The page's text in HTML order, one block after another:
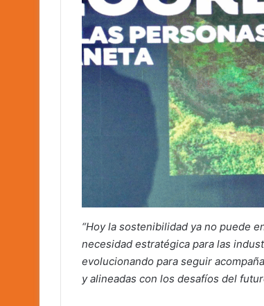
“Hoy la sostenibilidad ya no puede
necesidad estratégica para las
evolucionando para seguir
y alineadas con los desafíos del